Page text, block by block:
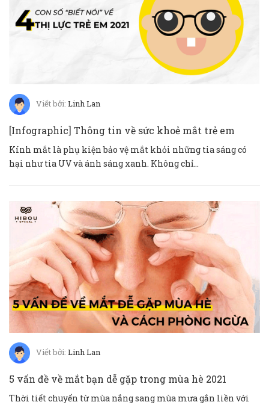
Viết bởi: Linh Lan
[Infographic] Thông tin về sức khoẻ mắt trẻ em
Kính mắt là phụ kiện bảo vệ mắt khỏi những tia sáng có
hại như tia UV và ánh sáng xanh. Không chỉ...
Viết bởi: Linh Lan
5 vấn đề về mắt bạn dễ gặp trong mùa hè 2021
Thời tiết chuyển từ mùa nắng sang mùa mưa gắn liền với